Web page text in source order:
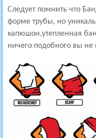
Следует помнить что
форме трубы, но
капюшон,утепленная
ничего подобного вы не